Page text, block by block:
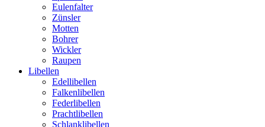
Eulenfalter
Zünsler
Motten
Bohrer
Wickler
Raupen
Libellen
Edellibellen
Falkenlibellen
Federlibellen
Prachtlibellen
Schlanklibellen